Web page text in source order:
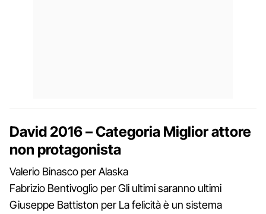
David 2016 – Categoria Miglior attore
non protagonista
Valerio Binasco per Alaska
Fabrizio Bentivoglio per Gli ultimi saranno ultimi
Giuseppe Battiston per La felicità è un sistema